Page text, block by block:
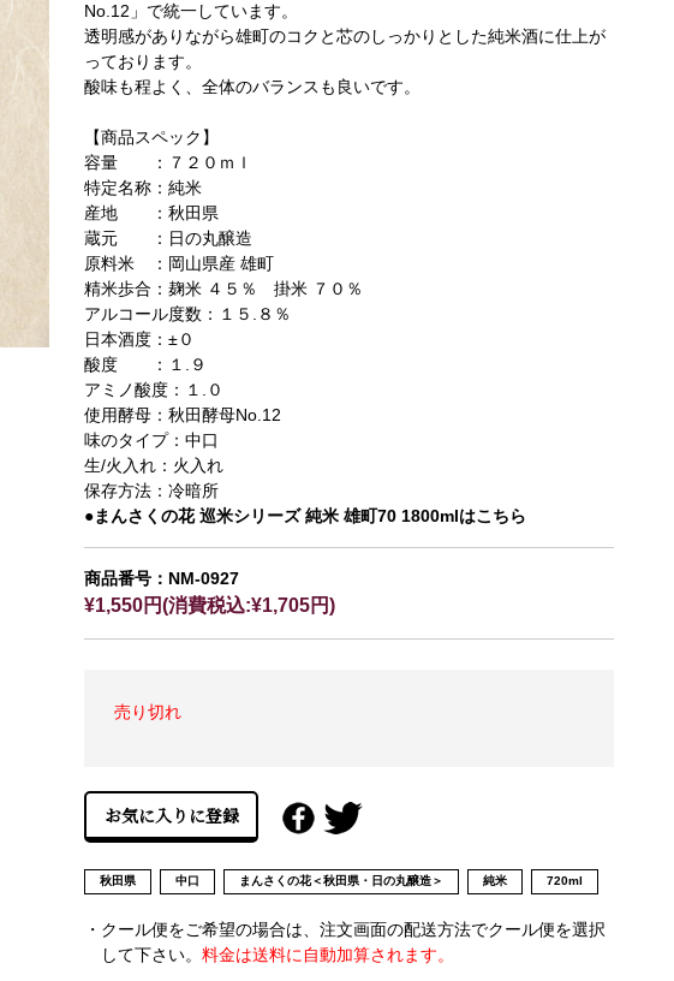
No.12」で統一しています。
透明感がありながら雄町のコクと芯のしっかりとした純米酒に仕上が
っております。
酸味も程よく、全体のバランスも良いです。
【商品スペック】
容量 ：７２０ｍｌ
特定名称：純米
産地 ：秋田県
蔵元 ：日の丸醸造
原料米 ：岡山県産 雄町
精米歩合：麹米 ４５％ 掛米 ７０％
アルコール度数：１５.８％
日本酒度：±０
酸度 ：１.９
アミノ酸度：１.０
使用酵母：秋田酵母No.12
味のタイプ：中口
生/火入れ：火入れ
保存方法：冷暗所
●まんさくの花 巡米シリーズ 純米 雄町70 1800mlはこちら
商品番号：NM-0927
¥1,550円(消費税込:¥1,705円)
売り切れ
秋田県 中口 まんさくの花＜秋田県・日の丸醸造＞ 純米 720ml
・クール便をご希望の場合は、注文画面の配送方法でクール便を選択
して下さい。料金は送料に自動加算されます。